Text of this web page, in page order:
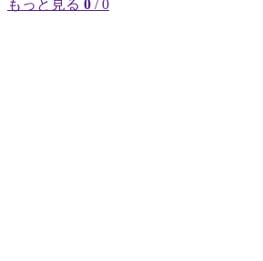
もっと見る 0 / 0